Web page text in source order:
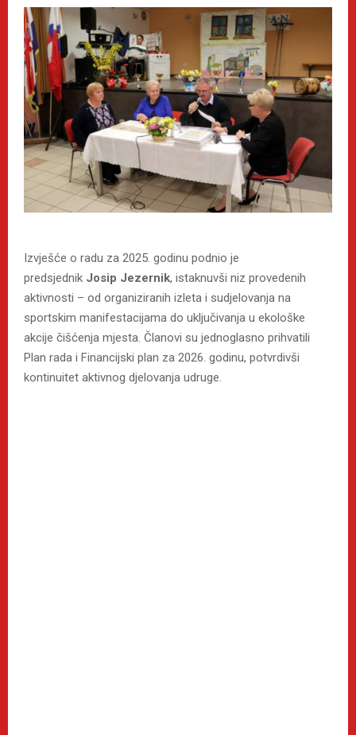
Izvješće o radu za 2025. godinu podnio je
predsjednik Josip Jezernik, istaknuvši niz provedenih
aktivnosti – od organiziranih izleta i sudjelovanja na
sportskim manifestacijama do uključivanja u ekološke
akcije čišćenja mjesta. Članovi su jednoglasno prihvatili
Plan rada i Financijski plan za 2026. godinu, potvrdivši
kontinuitet aktivnog djelovanja udruge.